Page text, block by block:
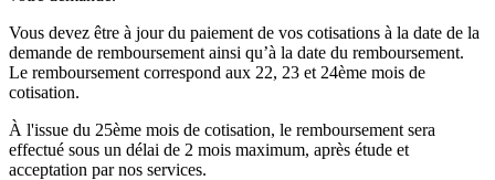
Vous devez être à jour du paiement de vos cotisations à la date de la
demande de remboursement ainsi qu’à la date du remboursement.
Le remboursement correspond aux 22, 23 et 24ème mois de
cotisation.
À l'issue du 25ème mois de cotisation, le remboursement sera
effectué sous un délai de 2 mois maximum, après étude et
acceptation par nos services.